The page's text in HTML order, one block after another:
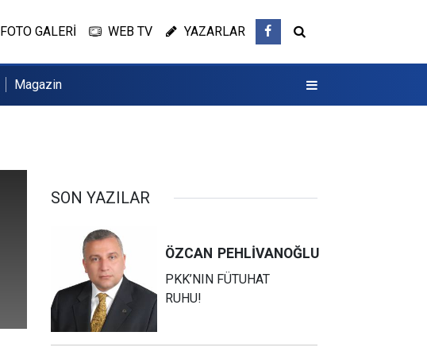
FOTO GALERİ WEB TV YAZARLAR
Magazin
SON YAZILAR
ÖZCAN PEHLİVANOĞLU
PKK’NIN FÜTUHAT
RUHU!